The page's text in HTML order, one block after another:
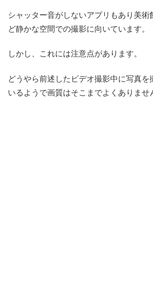
シャッター音がしないアプリもあり美術
ど静かな空間での撮影に向いています。
しかし、これには注意点があります。
どうやら前述したビデオ撮影中に写真を
いるようで画質はそこまでよくありませ